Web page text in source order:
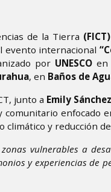
de la Tierra (FICT)
internacional
por UNESCO en
, en Baños de
junto a Emily
comunitario
climático y reducción
vulnerables a
y experiencias de